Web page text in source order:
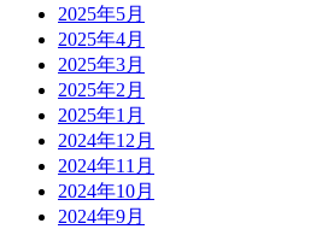
2025年5月
2025年4月
2025年3月
2025年2月
2025年1月
2024年12月
2024年11月
2024年10月
2024年9月